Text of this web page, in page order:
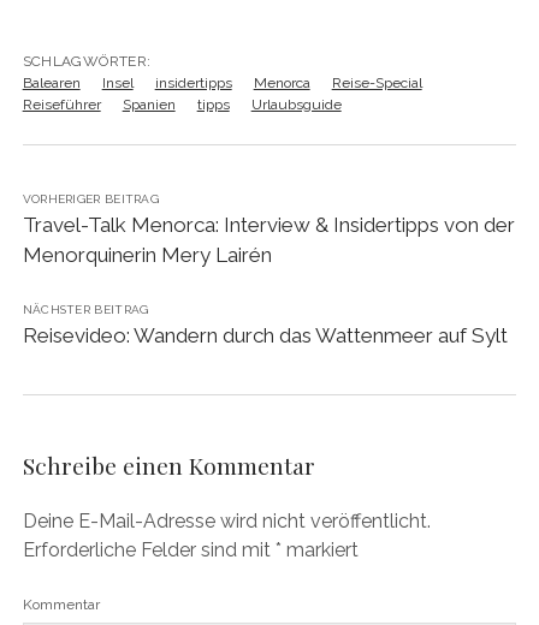
SCHLAGWÖRTER:
Balearen
Insel insidertipps Menorca
Reise-Special
Reiseführer
Spanien tipps Urlaubsguide
VORHERIGER BEITRAG
Travel-Talk Menorca: Interview & Insidertipps von der
Menorquinerin Mery Lairén
NÄCHSTER BEITRAG
Reisevideo: Wandern durch das Wattenmeer auf Sylt
Schreibe einen Kommentar
Deine E-Mail-Adresse wird nicht veröffentlicht.
Erforderliche Felder sind mit * markiert
Kommentar